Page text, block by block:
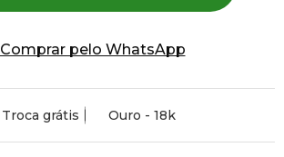
Comprar pelo WhatsApp
Troca grátis Ouro - 18k